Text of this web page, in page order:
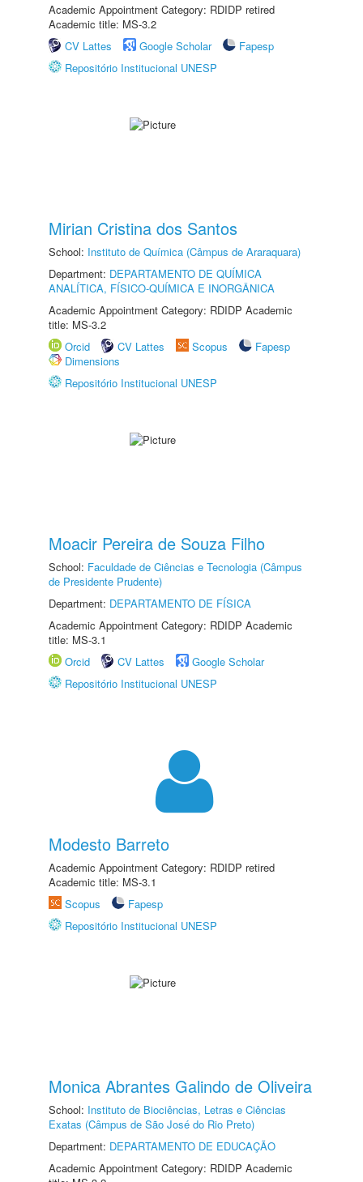
Academic Appointment Category: RDIDP retired
Academic title: MS-3.2
CV Lattes
Google Scholar
Fapesp
Repositório Institucional UNESP
Mirian Cristina dos Santos
School: Instituto de Química (Câmpus de Araraquara)
Department: DEPARTAMENTO DE QUÍMICA
ANALÍTICA, FÍSICO-QUÍMICA E INORGÂNICA
Academic Appointment Category: RDIDP Academic
title: MS-3.2
Orcid
CV Lattes Scopus
Fapesp
Dimensions
Repositório Institucional UNESP
Moacir Pereira de Souza Filho
School: Faculdade de Ciências e Tecnologia (Câmpus
de Presidente Prudente)
Department: DEPARTAMENTO DE FÍSICA
Academic Appointment Category: RDIDP Academic
title: MS-3.1
Orcid
CV Lattes
Google Scholar
Repositório Institucional UNESP
Modesto Barreto
Academic Appointment Category: RDIDP retired
Academic title: MS-3.1
Scopus
Fapesp
Repositório Institucional UNESP
Monica Abrantes Galindo de Oliveira
School: Instituto de Biociências, Letras e Ciências
Exatas (Câmpus de São José do Rio Preto)
Department: DEPARTAMENTO DE EDUCAÇÃO
Academic Appointment Category: RDIDP Academic